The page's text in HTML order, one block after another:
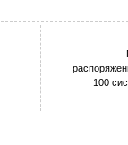
100